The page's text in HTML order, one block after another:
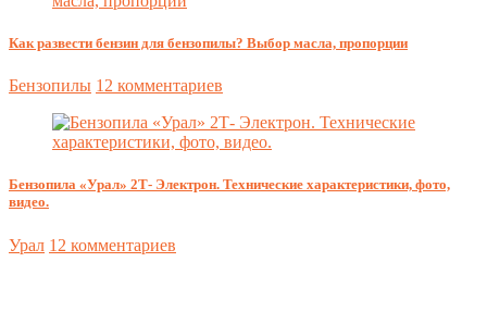
Как развести бензин для бензопилы? Выбор масла, пропорции
Бензопилы 12 комментариев
Бензопила «Урал» 2Т- Электрон. Технические характеристики, фото,
видео.
Урал 12 комментариев